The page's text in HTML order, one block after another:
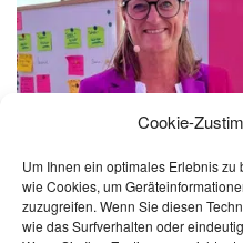
Cookie-
Um Ihnen ein optimales Erlebnis
wie Cookies, um
zuzugreifen. Wenn Sie diesen
wie das Surfverhalten oder